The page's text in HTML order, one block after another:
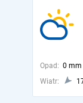
Opad: 0 mm
Wiatr: